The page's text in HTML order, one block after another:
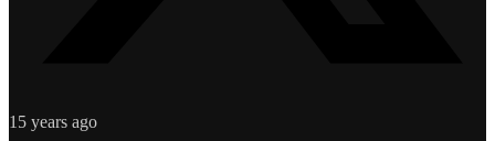
15 years ago